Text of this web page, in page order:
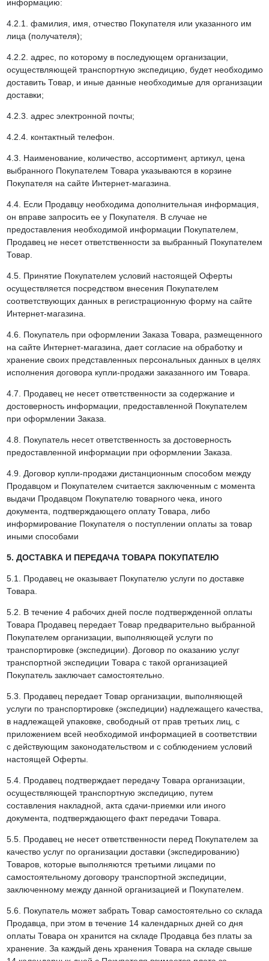
информацию:
4.2.1. фамилия, имя, отчество Покупателя или указанного им
лица (получателя);
4.2.2. адрес, по которому в последующем организации,
осуществляющей транспортную экспедицию, будет необходимо
доставить Товар, и иные данные необходимые для организации
доставки;
4.2.3. адрес электронной почты;
4.2.4. контактный телефон.
4.3. Наименование, количество, ассортимент, артикул, цена
выбранного Покупателем Товара указываются в корзине
Покупателя на сайте Интернет-магазина.
4.4. Если Продавцу необходима дополнительная информация,
он вправе запросить ее у Покупателя. В случае не
предоставления необходимой информации Покупателем,
Продавец не несет ответственности за выбранный Покупателем
Товар.
4.5. Принятие Покупателем условий настоящей Оферты
осуществляется посредством внесения Покупателем
соответствующих данных в регистрационную форму на сайте
Интернет-магазина.
4.6. Покупатель при оформлении Заказа Товара, размещенного
на сайте Интернет-магазина, дает согласие на обработку и
хранение своих представленных персональных данных в целях
исполнения договора купли-продажи заказанного им Товара.
4.7. Продавец не несет ответственности за содержание и
достоверность информации, предоставленной Покупателем
при оформлении Заказа.
4.8. Покупатель несет ответственность за достоверность
предоставленной информации при оформлении Заказа.
4.9. Договор купли-продажи дистанционным способом между
Продавцом и Покупателем считается заключенным с момента
выдачи Продавцом Покупателю товарного чека, иного
документа, подтверждающего оплату Товара, либо
информирование Покупателя о поступлении оплаты за товар
иными способами
5. ДОСТАВКА И ПЕРЕДАЧА ТОВАРА ПОКУПАТЕЛЮ
5.1. Продавец не оказывает Покупателю услуги по доставке
Товара.
5.2. В течение 4 рабочих дней после подтвержденной оплаты
Товара Продавец передает Товар предварительно выбранной
Покупателем организации, выполняющей услуги по
транспортировке (экспедиции). Договор по оказанию услуг
транспортной экспедиции Товара с такой организацией
Покупатель заключает самостоятельно.
5.3. Продавец передает Товар организации, выполняющей
услуги по транспортировке (экспедиции) надлежащего качества,
в надлежащей упаковке, свободный от прав третьих лиц, с
приложением всей необходимой информацией в соответствии
с действующим законодательством и с соблюдением условий
настоящей Оферты.
5.4. Продавец подтверждает передачу Товара организации,
осуществляющей транспортную экспедицию, путем
составления накладной, акта сдачи-приемки или иного
документа, подтверждающего факт передачи Товара.
5.5. Продавец не несет ответственности перед Покупателем за
качество услуг по организации доставки (экспедированию)
Товаров, которые выполняются третьими лицами по
самостоятельному договору транспортной экспедиции,
заключенному между данной организацией и Покупателем.
5.6. Покупатель может забрать Товар самостоятельно со склада
Продавца, при этом в течение 14 календарных дней со дня
оплаты Товара он хранится на складе Продавца без платы за
хранение. За каждый день хранения Товара на складе свыше